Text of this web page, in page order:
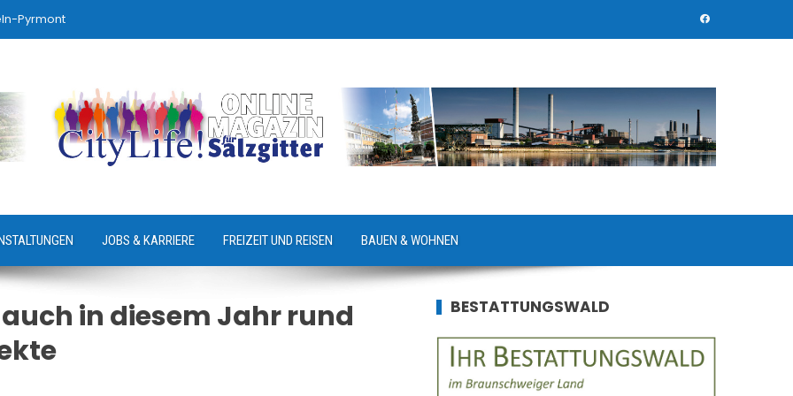
Pyrmont
JOBS & KARRIERE FREIZEIT UND REISEN BAUEN & WOHNEN
in diesem Jahr rund
BESTATTUNGSWALD